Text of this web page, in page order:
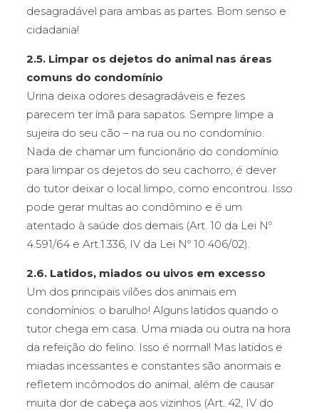
desagradável para ambas as partes. Bom senso e
cidadania!
2.5. Limpar os dejetos do animal nas áreas
comuns do condomínio
Urina deixa odores desagradáveis e fezes
parecem ter ímã para sapatos. Sempre limpe a
sujeira do seu cão – na rua ou no condomínio.
Nada de chamar um funcionário do condomínio
para limpar os dejetos do seu cachorro, é dever
do tutor deixar o local limpo, como encontrou. Isso
pode gerar multas ao condômino e é um
atentado à saúde dos demais (Art. 10 da Lei Nº
4.591/64 e Art.1.336, IV da Lei Nº 10.406/02).
2.6. Latidos, miados ou uivos em excesso
Um dos principais vilões dos animais em
condomínios: o barulho! Alguns latidos quando o
tutor chega em casa. Uma miada ou outra na hora
da refeição do felino. Isso é normal! Mas latidos e
miadas incessantes e constantes são anormais e
refletem incômodos do animal, além de causar
muita dor de cabeça aos vizinhos (Art. 42, IV do